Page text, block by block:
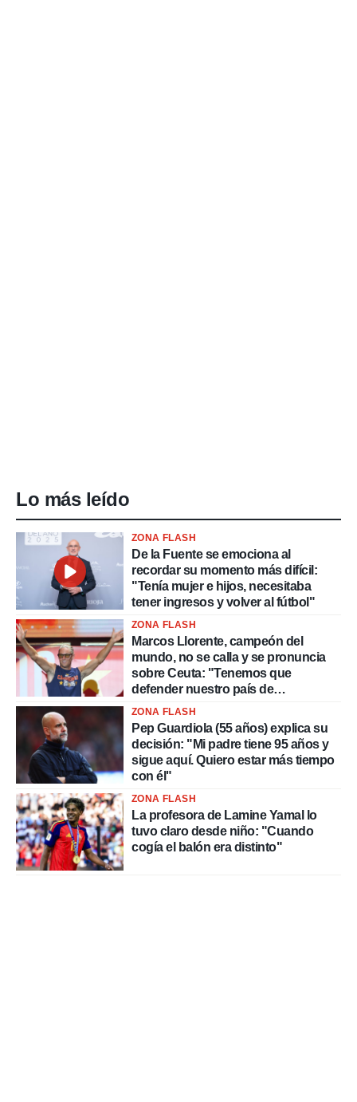
Lo más leído
ZONA FLASH
De la Fuente se emociona al
recordar su momento más difícil:
"Tenía mujer e hijos, necesitaba
tener ingresos y volver al fútbol"
ZONA FLASH
Marcos Llorente, campeón del
mundo, no se calla y se pronuncia
sobre Ceuta: "Tenemos que
defender nuestro país de
delincuentes"
ZONA FLASH
Pep Guardiola (55 años) explica su
decisión: "Mi padre tiene 95 años y
sigue aquí. Quiero estar más tiempo
con él"
ZONA FLASH
La profesora de Lamine Yamal lo
tuvo claro desde niño: "Cuando
cogía el balón era distinto"